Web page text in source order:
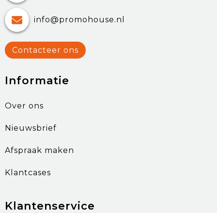
info@promohouse.nl
Contacteer ons
Informatie
Over ons
Nieuwsbrief
Afspraak maken
Klantcases
Klantenservice